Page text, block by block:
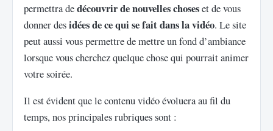
permettra dedécouvrir de nouvelles choseset de vous
donner desidées de ce qui se fait dans la vidéo. Le site
peut aussi vous permettre de mettre un fond d’ambiance
lorsque vous cherchez quelque chose qui pourrait animer
votre soirée.
Il est évident que le contenu vidéo évoluera au fil du
temps, nos principales rubriques sont :